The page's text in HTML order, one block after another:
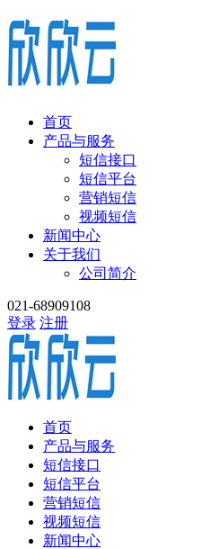
首页
产品与服务
短信接口
短信平台
营销短信
视频短信
新闻中心
关于我们
公司简介
021-68909108
登录 注册
首页
产品与服务
短信接口
短信平台
营销短信
视频短信
新闻中心